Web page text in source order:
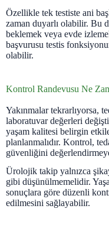
Özellikle tek testiste ani
zaman duyarlı olabilir. Bu
beklemek veya evde
başvurusu testis
olabilir.
Kontrol Randevusu Ne
Yakınmalar tekrarlıyorsa,
laboratuvar değerleri
yaşam kalitesi belirgin
planlanmalıdır. Kontrol,
güvenliğini
Ürolojik takip yalnızca
gibi düşünülmemelidir.
sonuçlara göre düzenli
edilmesini sağlayabilir.